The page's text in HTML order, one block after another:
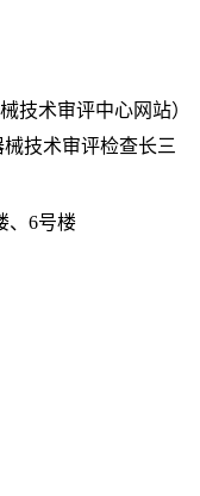
技术审评中心网站）
技术审评检查长三
、6号楼